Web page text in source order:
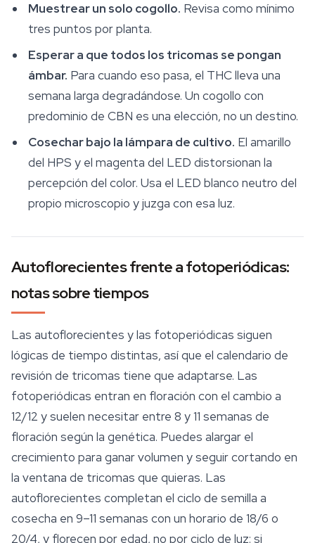
Muestrear un solo cogollo. Revisa como mínimo
tres puntos por planta.
Esperar a que todos los tricomas se pongan
ámbar. Para cuando eso pasa, el THC lleva una
semana larga degradándose. Un cogollo con
predominio de CBN es una elección, no un destino.
Cosechar bajo la lámpara de cultivo. El amarillo
del HPS y el magenta del LED distorsionan la
percepción del color. Usa el LED blanco neutro del
propio microscopio y juzga con esa luz.
Autoflorecientes frente a fotoperiódicas:
notas sobre tiempos
Las autoflorecientes y las fotoperiódicas siguen
lógicas de tiempo distintas, así que el calendario de
revisión de tricomas tiene que adaptarse. Las
fotoperiódicas entran en floración con el cambio a
12/12 y suelen necesitar entre 8 y 11 semanas de
floración según la genética. Puedes alargar el
crecimiento para ganar volumen y seguir cortando en
la ventana de tricomas que quieras. Las
autoflorecientes completan el ciclo de semilla a
cosecha en 9–11 semanas con un horario de 18/6 o
20/4, y florecen por edad, no por ciclo de luz: si